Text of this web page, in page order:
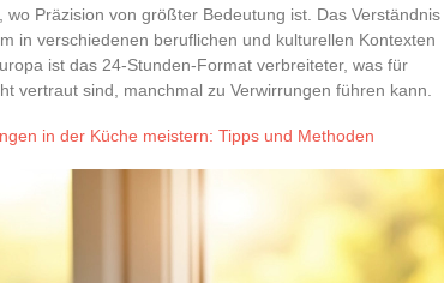
Präzision von größter Bedeutung ist. Das Verständnis
in verschiedenen beruflichen und kulturellen Kontexten
ist das 24-Stunden-Format verbreiteter, was für
vertraut sind, manchmal zu Verwirrungen führen kann.
in der Küche meistern: Tipps und Methoden